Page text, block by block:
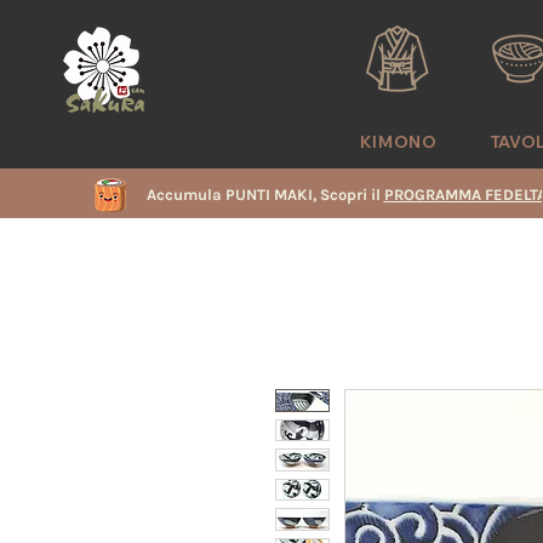
KIMONO
Accumula PUNTI MAKI, Scopri il PROGRAMMA FEDELTA'